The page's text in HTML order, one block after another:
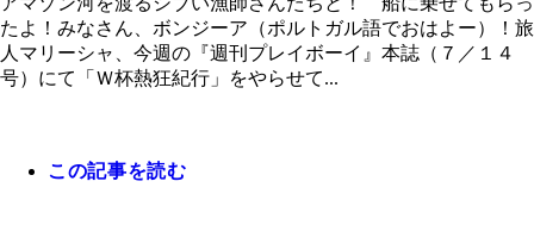
たよ！みなさん、ボンジーア（ポルトガル語でおはよー）！旅
人マリーシャ、今週の『週刊プレイボーイ』本誌（７／１４
号）にて「Ｗ杯熱狂紀行」をやらせて...
この記事を読む